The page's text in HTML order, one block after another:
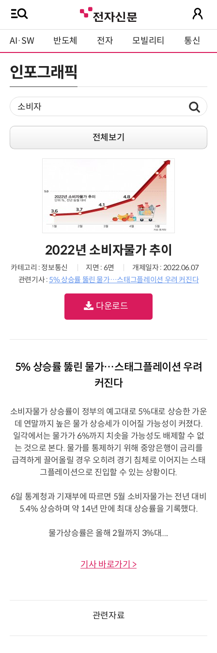
AI·SW 반도체 전자 모빌리티 통신
인포그래픽
전체보기
2022년 소비자물가 추이
카테고리 : 정보통신 지면 : 6면
개제일자 : 2022.06.07
관련기사 : 5% 상승률 뚫린 물가…스태그플레이션 우려 커진다
다운로드
5% 상승률 뚫린 물가…스태그플레이션 우려
커진다
소비자물가 상승률이 정부의 예고대로 5%대로 상승한 가운
데 연말까지 높은 물가 상승세가 이어질 가능성이 커졌다.
일각에서는 물가가 6%까지 치솟을 가능성도 배제할 수 없
는 것으로 본다. 물가를 통제하기 위해 중앙은행이 금리를
급격하게 끌어올릴 경우 오히려 경기 침체로 이어지는 스태
그플레이션으로 진입할 수 있는 상황이다.
6일 통계청과 기재부에 따르면 5월 소비자물가는 전년 대비
5.4% 상승하며 약 14년 만에 최대 상승률을 기록했다.
물가상승률은 올해 2월까지 3%대....
기사 바로가기 >
관련자료